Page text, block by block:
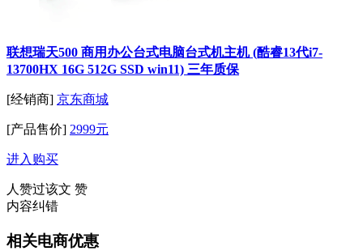
联想瑞天500 商用办公台式电脑台式机主机 (酷睿13代i7-
13700HX 16G 512G SSD win11) 三年质保
[经销商] 京东商城
[产品售价] 2999元
进入购买
人赞过该文 赞
内容纠错
相关电商优惠